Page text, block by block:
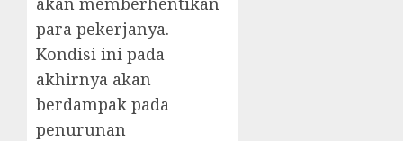
para pekerjanya.
Kondisi ini pada
akhirnya akan
berdampak pada
penurunan